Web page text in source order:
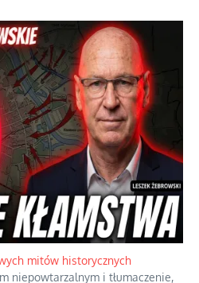
mitów historycznych
niepowtarzalnym i tłumaczenie,